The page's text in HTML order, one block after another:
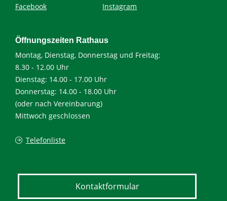
Facebook
Instagram
Öffnungszeiten Rathaus
Montag, Dienstag, Donnerstag und Freitag:
8.30 - 12.00 Uhr
Dienstag: 14.00 - 17.00 Uhr
Donnerstag: 14.00 - 18.00 Uhr
(oder nach Vereinbarung)
Mittwoch geschlossen
Telefonliste
Kontaktformular